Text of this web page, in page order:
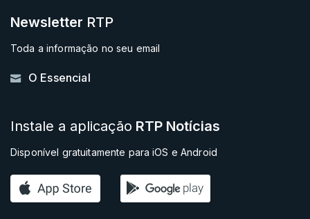
Newsletter RTP
Toda a informação no seu email
O Essencial
Instale a aplicação RTP Notícias
Disponível gratuitamente para iOS e Android